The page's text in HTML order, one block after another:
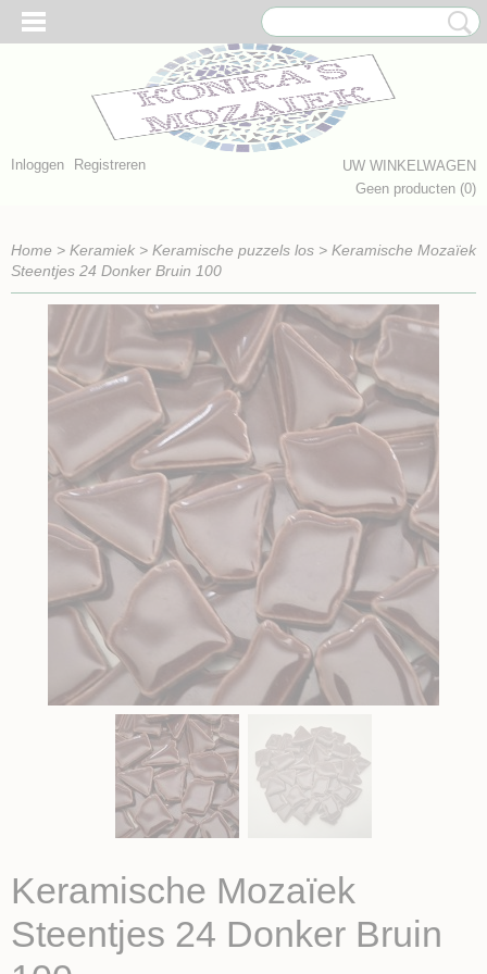
Inloggen Registreren
UW WINKELWAGEN
Geen producten (0)
Home > Keramiek > Keramische puzzels los > Keramische Mozaïek
Steentjes 24 Donker Bruin 100
Keramische Mozaïek
Steentjes 24 Donker Bruin